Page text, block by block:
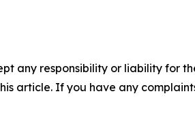
any responsibility or liability for
article. If you have any